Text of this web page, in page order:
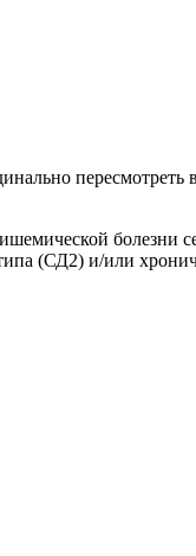
болезни
(СД2) и/или